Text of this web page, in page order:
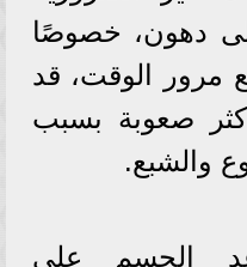
دهون، خصوصًا
مرور الوقت، قد
صعوبة بسبب
والشبع.
الجسم على